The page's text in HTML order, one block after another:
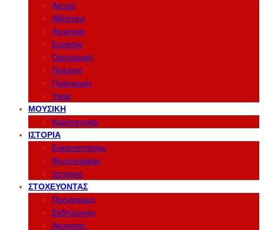
Αγορά
Αθλητικά
Αγροτικά
Εργασία
Οικονομικά
Πολιτική
Πολιτισμός
Υγεία
ΜΟΥΣΙΚΉ
Καλλιτεχνικά
ΙΣΤΟΡΊΑ
Εγκαταστάσεις
Φωτογραφίες
Ιστορικό
ΣΤΟΧΕΎΟΝΤΑΣ
Πρόγραμμα
Εκδηλώσεις
Ακροατές